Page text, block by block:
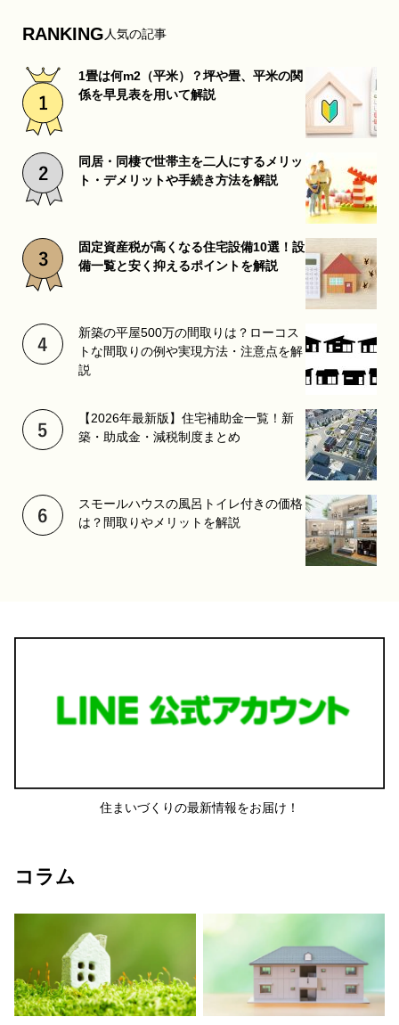
RANKING 人気の記事
1畳は何m2（平米）？坪や畳、平米の関
係を早見表を用いて解説
同居・同棲で世帯主を二人にするメリッ
ト・デメリットや手続き方法を解説
固定資産税が高くなる住宅設備10選！設
備一覧と安く抑えるポイントを解説
新築の平屋500万の間取りは？ローコス
トな間取りの例や実現方法・注意点を解
説
【2026年最新版】住宅補助金一覧！新
築・助成金・減税制度まとめ
スモールハウスの風呂トイレ付きの価格
は？間取りやメリットを解説
住まいづくりの最新情報をお届け！
コラム